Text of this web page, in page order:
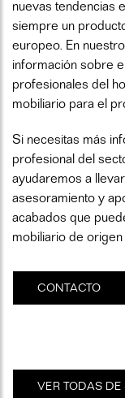
nuevas tendencias
siempre un
europeo. En
información sobre
profesionales del
mobiliario para el
Si necesitas más
profesional del
ayudaremos a
asesoramiento y
acabados que
mobiliario de
CONTACTO
VER TODAS